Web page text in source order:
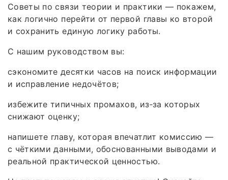
Советы по связи теории и практики — покажем,
как логично перейти от первой главы ко второй
и сохранить единую логику работы.
С нашим руководством вы:
сэкономите десятки часов на поиск информации
и исправление недочётов;
избежите типичных промахов, из‑за которых
снижают оценку;
напишете главу, которая впечатлит комиссию —
с чёткими данными, обоснованными выводами и
реальной практической ценностью.